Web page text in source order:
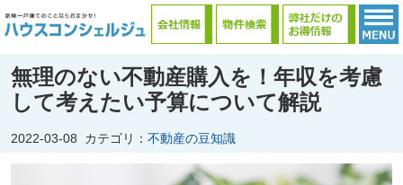
無理のない不動産購入を！年収を考慮
して考えたい予算について解説
2022-03-08 カテゴリ： 不動産の豆知識